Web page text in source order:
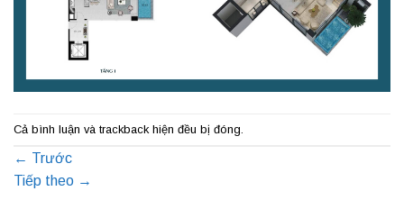
Cả bình luận và trackback hiện đều bị đóng.
← Trước
Tiếp theo →